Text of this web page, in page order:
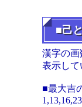
■己
漢字の画
表示して
■最大吉